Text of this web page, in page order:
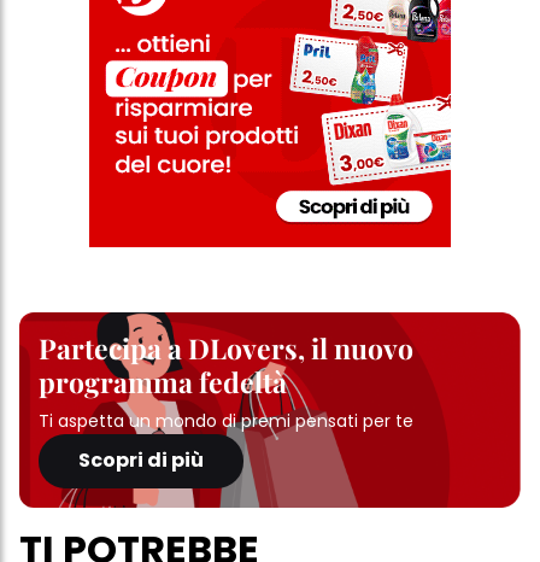
Partecipa a DLovers, il nuovo
programma fedeltà
Ti aspetta un mondo di premi pensati per te
Scopri di più
TI POTREBBE